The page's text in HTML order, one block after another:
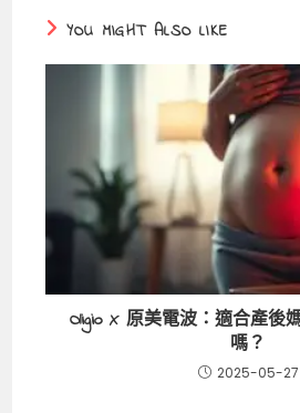
YOU MIGHT ALSO LIKE
Oligio X 原美電波：適合產後
嗎？
2025-05-27